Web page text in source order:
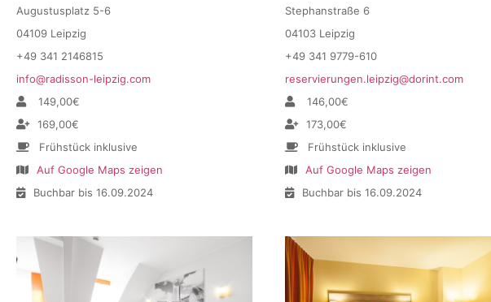
Augustusplatz 5-6
04109 Leipzig
+49 341 2146815
info@radisson-leipzig.com
149,00€
169,00€
Frühstück inklusive
Auf Google Maps zeigen
Buchbar bis 16.09.2024
Stephanstraße 6
04103 Leipzig
+49 341 9779-610
reservierungen.leipzig@dorint.com
146,00€
173,00€
Frühstück inklusive
Auf Google Maps zeigen
Buchbar bis 16.09.2024